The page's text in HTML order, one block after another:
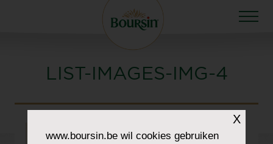
LIST-IMAGES-IMG-4
X
www.boursin.bewil cookies gebruiken